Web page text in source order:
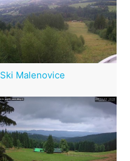
Ski Malenovice